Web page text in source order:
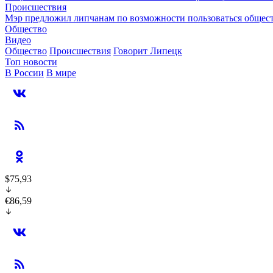
Происшествия
Мэр предложил липчанам по возможности пользоваться
Общество
Видео
Общество Происшествия Говорит Липецк
Топ новости
В России В мире
$75,93
€86,59